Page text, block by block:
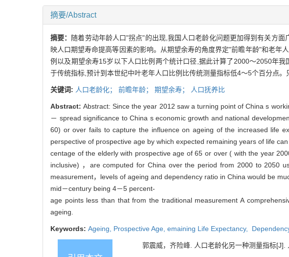
摘要/Abstract
摘要： 随着劳动年龄人口"拐点"的出现,我国人口老龄化问题更加得到有关方
映人口期望寿命提高等因素的影响。从期望余寿的角度界定"前瞻年龄"和老
例以及期望余寿15岁以下人口比例两个统计口径,据此计算了2000～2050年
于传统指标,预计到本世纪中叶老年人口比例比传统测量指标低4～5个百分点
关键词: 人口老龄化； 前瞻年龄； 期望余寿； 人口抚养比
Abstract:Abstract: Since the year 2012 saw a turning point of China s
－ spread significance to China s economic growth and national
60) or over fails to capture the influence on ageing of the increased life
perspective of prospective age by which expected remaining years of life
centage of the elderly with prospective age of 65 or over ( with the year
inclusive) ，are computed for China over the period from 2000 to 2050
measurement，levels of ageing and dependency ratio in China would be
mid－century being 4－5 percent-
age points less than that from the traditional measurement A
ageing.
Keywords: Ageing, Prospective Age, emaining Life Expectancy,
郭震威，齐险峰. 人口老龄化另一种测量指标[J].